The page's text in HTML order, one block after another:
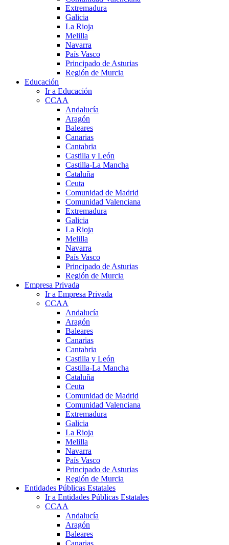
Extremadura
Galicia
La Rioja
Melilla
Navarra
País Vasco
Principado de Asturias
Región de Murcia
Educación
Ir a Educación
CCAA
Andalucía
Aragón
Baleares
Canarias
Cantabria
Castilla y León
Castilla-La Mancha
Cataluña
Ceuta
Comunidad de Madrid
Comunidad Valenciana
Extremadura
Galicia
La Rioja
Melilla
Navarra
País Vasco
Principado de Asturias
Región de Murcia
Empresa Privada
Ir a Empresa Privada
CCAA
Andalucía
Aragón
Baleares
Canarias
Cantabria
Castilla y León
Castilla-La Mancha
Cataluña
Ceuta
Comunidad de Madrid
Comunidad Valenciana
Extremadura
Galicia
La Rioja
Melilla
Navarra
País Vasco
Principado de Asturias
Región de Murcia
Entidades Públicas Estatales
Ir a Entidades Públicas Estatales
CCAA
Andalucía
Aragón
Baleares
Canarias